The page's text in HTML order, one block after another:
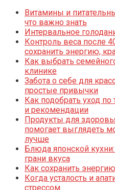
Витамины и
что важно знать
Интервальное
Контроль веса после
сохранить энергию,
Как выбрать
клинике
Забота о себе для
простые привычки
Как подобрать уход
и рекомендации
Продукты для
помогает выглядеть
лучше
Блюда японской
грани вкуса
Как сохранить
Когда усталость и
стрессом